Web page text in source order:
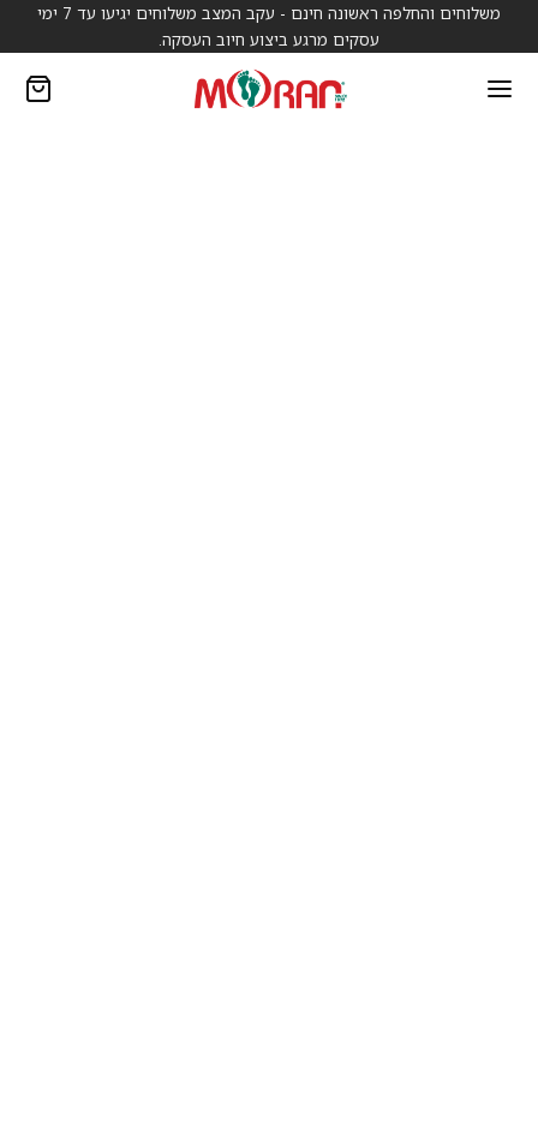
משלוחים והחלפה ראשונה חינם - עקב המצב משלוחים יגיעו עד 7 ימי
עסקים מרגע ביצוע חיוב העסקה.